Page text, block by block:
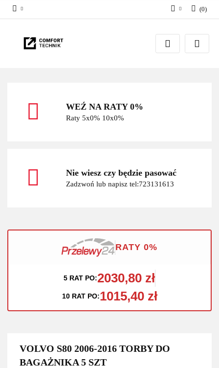
Zaloguj się
Zarejestruj się
(0)
WEŹ NA RATY 0%
Raty 5x0% 10x0%
Nie wiesz czy będzie pasować
Zadzwoń lub napisz tel:723131613
RATY 0%
5 RAT PO:2030,80 zł
10 RAT PO:1015,40 zł
VOLVO S80 2006-2016 TORBY DO
BAGAŻNIKA 5 SZT